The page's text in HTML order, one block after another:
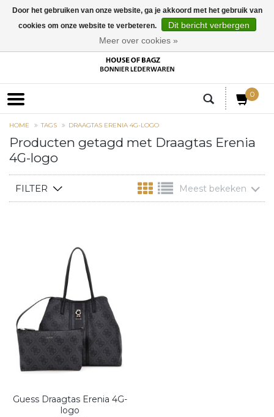
0
HOME TAGS DRAAGTAS ERENIA 4G-LOGO
Producten getagd met Draagtas Erenia
4G-logo
FILTER Meest bekeken
Guess Draagtas Erenia 4G-
logo
Door het gebruiken van onze website, ga je akkoord met het gebruik van
cookies om onze website te verbeteren.
Dit bericht verbergen
Meer over cookies »